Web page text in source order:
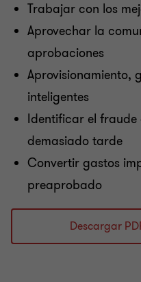
Trabajar con los
Aprovechar la
aprobaciones
Aprovisionamiento,
inteligentes
Identificar el fraude
demasiado tarde
Convertir gastos
preaprobado
Descargar